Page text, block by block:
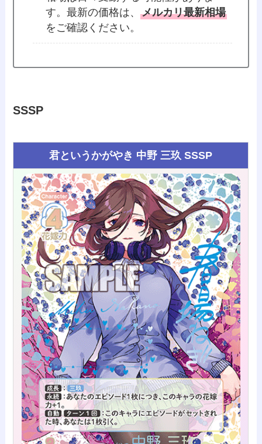
す。最新の価格は、メルカリ最新相場
をご確認ください。
SSSP
君というかがやき 中野 三玖 SSSP